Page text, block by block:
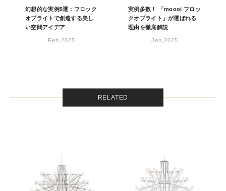
幻想的な実例5選：フロック
オブライトで創造する美し
い空間アイデア
Feb,2025
実例多数！ 「moooi フロッ
クオブライト」が選ばれる
理由を徹底解説
Jan,2025
RELATED